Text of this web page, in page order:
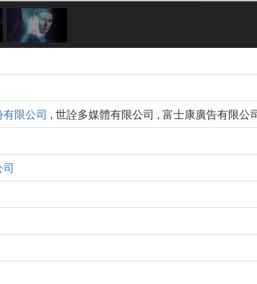
限公司 , 世詮多媒體有限公司 , 富士康廣告有限公